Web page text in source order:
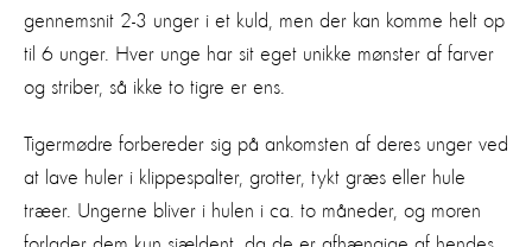
gennemsnit 2-3 unger i et kuld, men der kan komme helt op
til 6 unger. Hver unge har sit eget unikke mønster af farver
og striber, så ikke to tigre er ens.
Tigermødre forbereder sig på ankomsten af deres unger ved
at lave huler i klippespalter, grotter, tykt græs eller hule
træer. Ungerne bliver i hulen i ca. to måneder, og moren